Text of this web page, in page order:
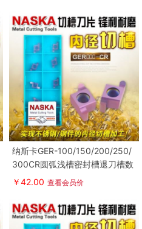
纳斯卡GER-100/150/200/250/
300CR圆弧浅槽密封槽退刀槽数
控刀片
￥42.00 查看会员价